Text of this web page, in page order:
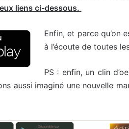
liens ci-dessous.
Enfin, et parce qu’on
à l’écoute de toutes
PS : enfin, un clin
aussi imaginé une nouvelle